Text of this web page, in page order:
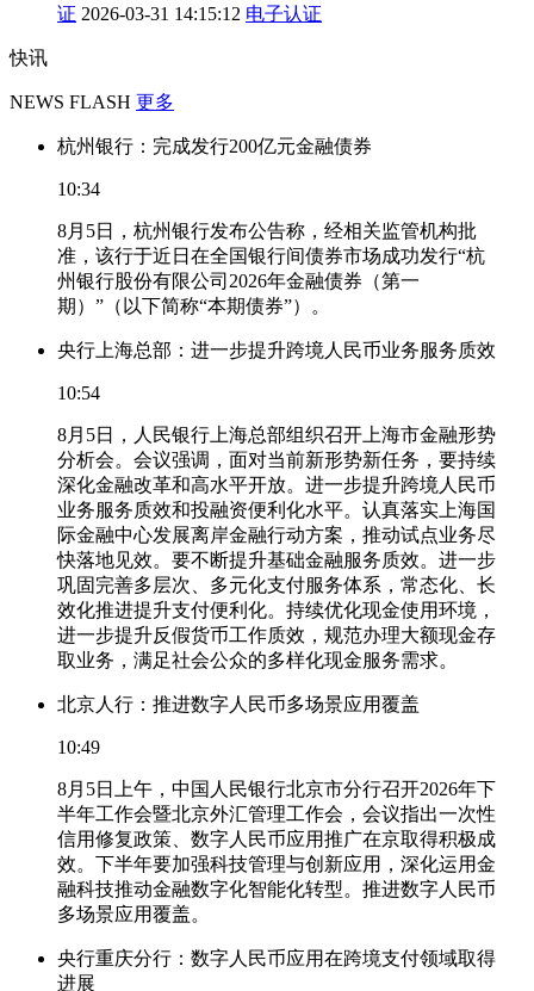
证 2026-03-31 14:15:12 电子认证
快讯
NEWS FLASH 更多
杭州银行：完成发行200亿元金融债券
10:34
8月5日，杭州银行发布公告称，经相关监管机构批
准，该行于近日在全国银行间债券市场成功发行“杭
州银行股份有限公司2026年金融债券（第一
期）”（以下简称“本期债券”）。
央行上海总部：进一步提升跨境人民币业务服务质效
10:54
8月5日，人民银行上海总部组织召开上海市金融形势
分析会。会议强调，面对当前新形势新任务，要持续
深化金融改革和高水平开放。进一步提升跨境人民币
业务服务质效和投融资便利化水平。认真落实上海国
际金融中心发展离岸金融行动方案，推动试点业务尽
快落地见效。要不断提升基础金融服务质效。进一步
巩固完善多层次、多元化支付服务体系，常态化、长
效化推进提升支付便利化。持续优化现金使用环境，
进一步提升反假货币工作质效，规范办理大额现金存
取业务，满足社会公众的多样化现金服务需求。
北京人行：推进数字人民币多场景应用覆盖
10:49
8月5日上午，中国人民银行北京市分行召开2026年下
半年工作会暨北京外汇管理工作会，会议指出一次性
信用修复政策、数字人民币应用推广在京取得积极成
效。下半年要加强科技管理与创新应用，深化运用金
融科技推动金融数字化智能化转型。推进数字人民币
多场景应用覆盖。
央行重庆分行：数字人民币应用在跨境支付领域取得
进展